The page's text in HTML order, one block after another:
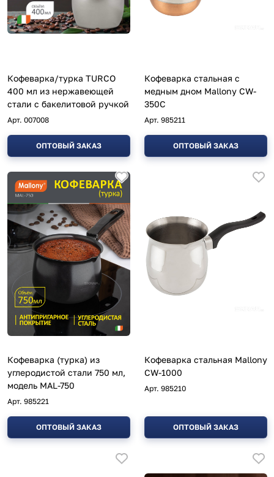
Кофеварка/турка TURCO
400 мл из нержавеющей
стали с бакелитовой ручкой
Арт. 007008
ОПТОВЫЙ ЗАКАЗ
Кофеварка стальная с
медным дном Mallony CW-
350C
Арт. 985211
ОПТОВЫЙ ЗАКАЗ
Кофеварка (турка) из
углеродистой стали 750 мл,
модель MAL-750
Арт. 985221
ОПТОВЫЙ ЗАКАЗ
Кофеварка стальная Mallony
CW-1000
Арт. 985210
ОПТОВЫЙ ЗАКАЗ